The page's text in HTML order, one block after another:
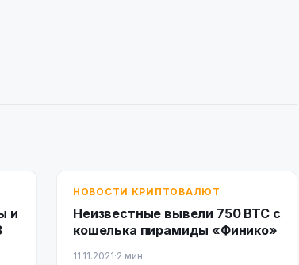
и
НОВОСТИ КРИПТОВАЛЮТ
Неизвестные вывели 750 BTC с
кошелька пирамиды «Финико»
11.11.2021·2 мин.